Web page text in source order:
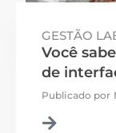
GESTÃO
Você
de
Publicado por